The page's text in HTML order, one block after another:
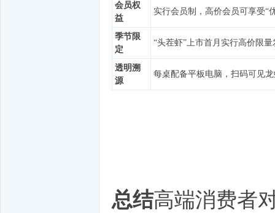
会员权
益
实行会员制，高价会员可享受“
季节限
定
“头茬虾”上市首月实行高价限
透明溯
源
每桌配备平板电脑，扫码可见
总结高端消费者